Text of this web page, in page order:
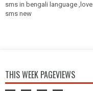
sms in bengali language
sms new
THIS WEEK PAGEVIEWS